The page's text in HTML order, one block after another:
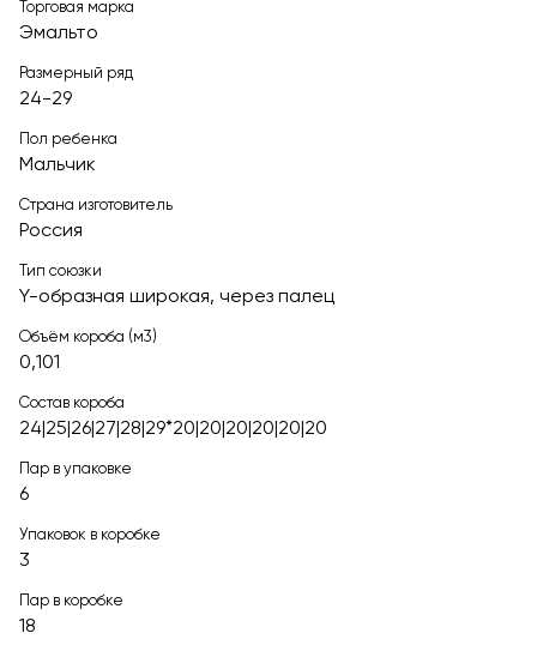
Торговая марка
Эмальто
Размерный ряд
24-29
Пол ребенка
Мальчик
Страна изготовитель
Россия
Тип союзки
Y-образная широкая, через палец
Объём короба (м3)
0,101
Состав короба
24|25|26|27|28|29*20|20|20|20|20|20
Пар в упаковке
6
Упаковок в коробке
3
Пар в коробке
18